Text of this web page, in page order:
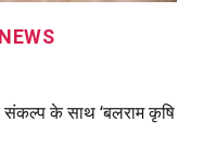
के साथ ‘बलराम कृषि